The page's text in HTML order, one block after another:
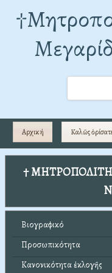
Αρχική Καλῶς
†
Βιογραφικό
Προσωπικότητα
Κανονικότητα ἐκλογῆς